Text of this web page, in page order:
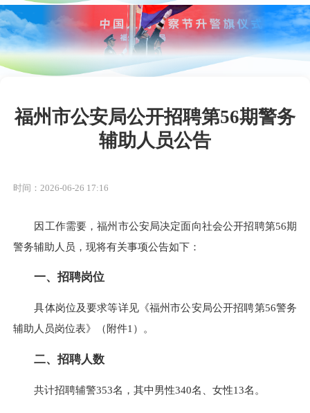
福州市公安局公开招聘第56期警务
辅助人员公告
时间：2026-06-26 17:16
因工作需要，福州市公安局决定面向社会公开招聘第56期
警务辅助人员，现将有关事项公告如下：
一、招聘岗位
具体岗位及要求等详见《福州市公安局公开招聘第56警务
辅助人员岗位表》（附件1）。
二、招聘人数
共计招聘辅警353名，其中男性340名、女性13名。